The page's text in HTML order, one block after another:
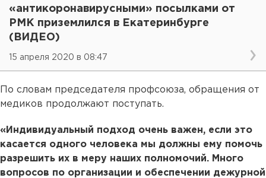
«антикоронавирусными» посылками от
РМК приземлился в Екатеринбурге
(ВИДЕО)
15 апреля 2020 в 08:47
По словам председателя профсоюза, обращения от
медиков продолжают поступать.
«Индивидуальный подход очень важен, если это
касается одного человека мы должны ему помочь
разрешить их в меру наших полномочий. Много
вопросов по организации и обеспечении дежурной